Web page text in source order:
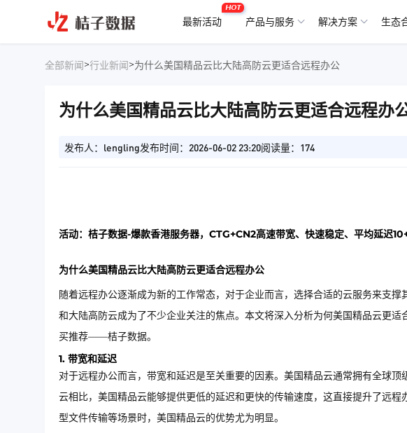
最新活动
HOT
产品与服务 解决方案 生态
全部新闻>行业新闻>为什么美国精品云比大陆高防云更适合远程办公
为什么美国精品云比大陆高防云更适合远程办
发布人：lengling发布时间：2026-06-02 23:20阅读量：174
活动：桔子数据-爆款香港服务器，CTG+CN2高速带宽、快速稳定、平均延迟
为什么美国精品云比大陆高防云更适合远程办公
随着远程办公逐渐成为新的工作常态，对于企业而言，选择合适的云服务来支
和大陆高防云成为了不少企业关注的焦点。本文将深入分析为何美国精品云更
买推荐——桔子数据。
1. 带宽和延迟
对于远程办公而言，带宽和延迟是至关重要的因素。美国精品云通常拥有全球
云相比，美国精品云能够提供更低的延迟和更快的传输速度，这直接提升了远
型文件传输等场景时，美国精品云的优势尤为明显。